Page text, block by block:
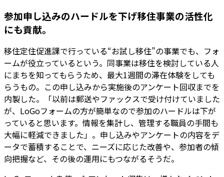
参加申し込みのハードルを下げ移住事業の活性化
にも貢献。
移住定住促進課で行っている“お試し移住”の事業でも、フォ
ームが役立っているという。同事業は移住を検討している人
にまちを知ってもらうため、最大1週間の滞在体験をしても
らうもの。この申し込みから実施後のアンケート回収までを
内製した。「以前は郵送やファックスで受け付けていました
が、LoGoフォームの方が簡単なので参加のハードルは下が
っていると思います。情報を集計し、管理する職員の手間も
大幅に軽減できました」。申し込みやアンケートの内容をデ
ータで蓄積することで、ニーズに応じた改善や、参加者の傾
向把握など、その後の運用にもつながるそうだ。